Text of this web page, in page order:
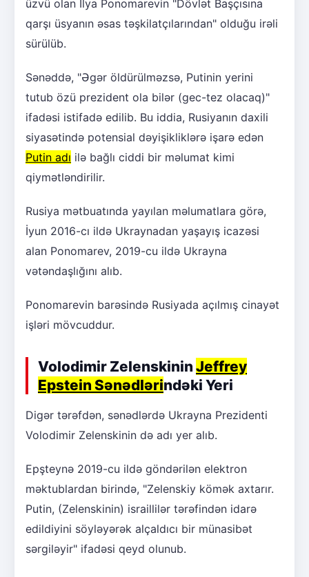
üzvü olan İlya Ponomarevin "Dövlət Başçısına
qarşı üsyanın əsas təşkilatçılarından" olduğu irəli
sürülüb.
Sənəddə, "Əgər öldürülməzsə, Putinin yerini
tutub özü prezident ola bilər (gec-tez olacaq)"
ifadəsi istifadə edilib. Bu iddia, Rusiyanın daxili
siyasətində potensial dəyişikliklərə işarə edən
Putin adı ilə bağlı ciddi bir məlumat kimi
qiymətləndirilir.
Rusiya mətbuatında yayılan məlumatlara görə,
İyun 2016-cı ildə Ukraynadan yaşayış icazəsi
alan Ponomarev, 2019-cu ildə Ukrayna
vətəndaşlığını alıb.
Ponomarevin barəsində Rusiyada açılmış cinayət
işləri mövcuddur.
Volodimir Zelenskinin Jeffrey
Epstein Sənədlərindəki Yeri
Digər tərəfdən, sənədlərdə Ukrayna Prezidenti
Volodimir Zelenskinin də adı yer alıb.
Epşteynə 2019-cu ildə göndərilən elektron
məktublardan birində, "Zelenskiy kömək axtarır.
Putin, (Zelenskinin) israillilər tərəfindən idarə
edildiyini söyləyərək alçaldıcı bir münasibət
sərgiləyir" ifadəsi qeyd olunub.